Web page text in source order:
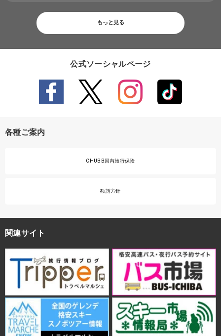
もっと見る
公式ソーシャルページ
各種ご案内
CHUBB国内旅行保険
勧誘方針
関連サイト